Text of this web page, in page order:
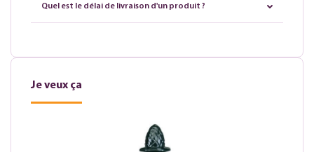
Quel est le délai de livraison d'un produit ?
Je veux ça